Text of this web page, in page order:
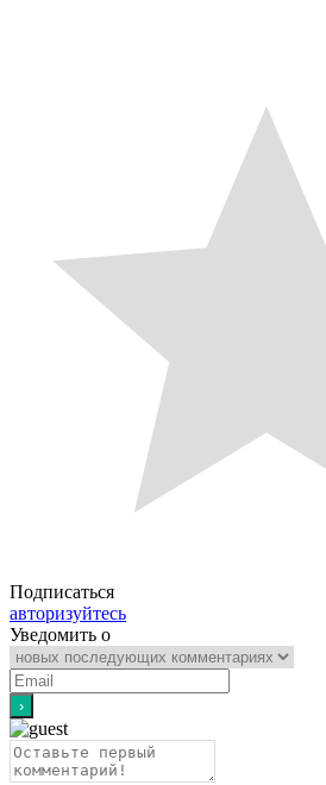
Подписаться
авторизуйтесь
Уведомить о